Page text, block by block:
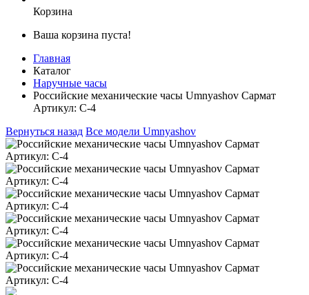
Корзина
Ваша корзина пуста!
Главная
Каталог
Наручные часы
Российские механические часы Umnyashov Сармат
Артикул: С-4
Вернуться назад Все модели Umnyashov